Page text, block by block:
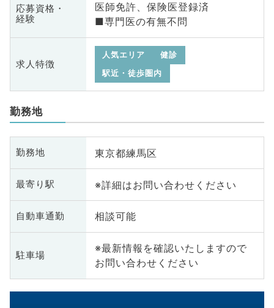
応募資格・
経験
医師免許、保険医登録済
■専門医の有無不問
求人特徴
人気エリア
健診
駅近・徒歩圏内
勤務地
勤務地 東京都練馬区
最寄り駅 ※詳細はお問い合わせください
自動車通勤 相談可能
駐車場
※最新情報を確認いたしますので
お問い合わせください